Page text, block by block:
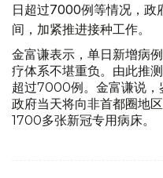
日超过7000例等情况，政
间，加紧推进接种工作。
金富谦表示，单日新增病
疗体系不堪重负。由此推
超过7000例。金富谦说，
政府当天将向非首都圈地
1700多张新冠专用病床。